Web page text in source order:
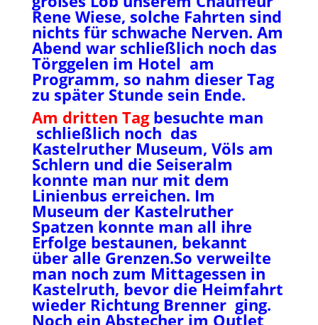
Rene Wiese, solche Fahrten sind
nichts für schwache Nerven. Am
Abend war schließlich noch das
Törggelen im Hotel am
Programm, so nahm dieser Tag
zu später Stunde sein Ende.
Am dritten Tagbesuchte man
schließlich noch das
Kastelruther Museum, Völs am
Schlern und die Seiseralm
konnte man nur mit dem
Linienbus erreichen. Im
Museum der Kastelruther
Spatzen konnte man all ihre
Erfolge bestaunen, bekannt
über alle Grenzen.So verweilte
man noch zum Mittagessen in
Kastelruth, bevor die Heimfahrt
wieder Richtung Brenner ging.
Noch ein Abstecher im Qutlet